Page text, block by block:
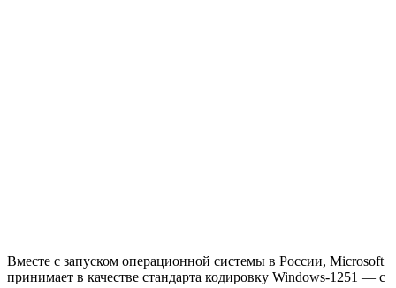
Вместе с запуском операционной системы в России, Microsoft
принимает в качестве стандарта кодировку Windows-1251 — с